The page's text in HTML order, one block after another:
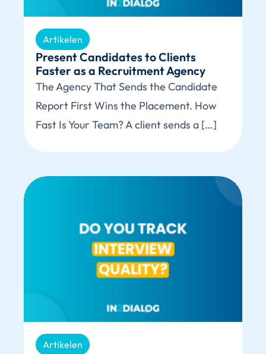
Artikelen
Present Candidates to Clients
Faster as a Recruitment Agency
The Agency That Sends the Candidate
Report First Wins the Placement. How
Fast Is Your Team? A client sends a […]
Artikelen